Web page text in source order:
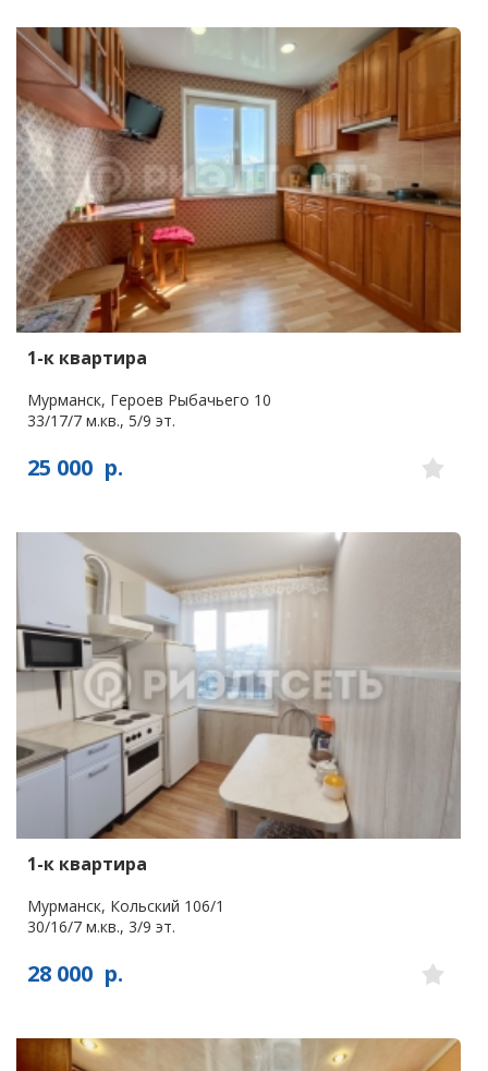
1-к квартира
Мурманск, Героев Рыбачьего 10
33/17/7 м.кв., 5/9 эт.
25 000 р.
1-к квартира
Мурманск, Кольский 106/1
30/16/7 м.кв., 3/9 эт.
28 000 р.